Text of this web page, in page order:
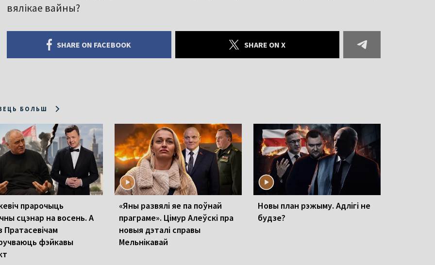
вялікае вайны?
SHARE ON FACEBOOK SHARE ON X
БОЛЬШ
прарочыць
сцэнар на восень. А
Пратасевічам
фэйкавы
«Яны развялі яе па поўнай
праграме». Цімур Алеўскі пра
новыя дэталі справы
Мельнікавай
Новы план рэжыму. Адлігі не
будзе?